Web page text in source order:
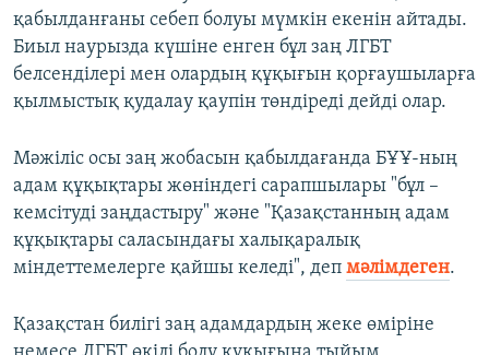
қабылданғаны себеп болуы мүмкін екенін айтады.
Биыл наурызда күшіне енген бұл заң ЛГБТ
белсенділері мен олардың құқығын қорғаушыларға
қылмыстық қудалау қаупін төндіреді дейді олар.
Мәжіліс осы заң жобасын қабылдағанда БҰҰ-ның
адам құқықтары жөніндегі сарапшылары "бұл –
кемсітуді заңдастыру" және "Қазақстанның адам
құқықтары саласындағы халықаралық
міндеттемелерге қайшы келеді", деп мәлімдеген.
Қазақстан билігі заң адамдардың жеке өміріне